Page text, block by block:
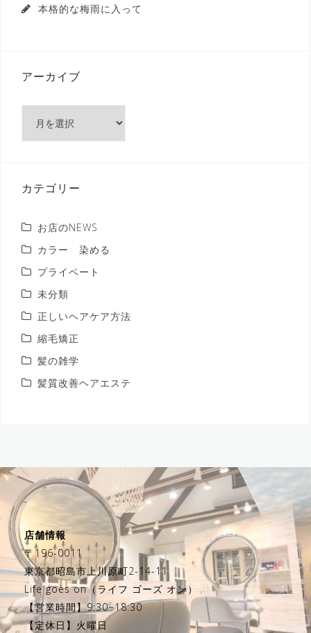
本格的な梅雨に入って
アーカイブ
ブ
カテゴリー
お店のNEWS
カラー 染める
プライベート
未分類
正しいヘアケア方法
縮毛矯正
髪の雑学
髪質改善ヘアエステ
店舗情報
〒196-0011
東京都昭島市上川原町2-14-11
Life goes on（ライフ ゴーズ オン）
【営業時間】9:30~18:30
【定休日】火曜日